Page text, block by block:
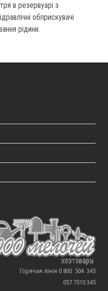
в резервуарі з
обприскувачі
рідини.
Горячая лінія 0 800 504 345
057 7510 345